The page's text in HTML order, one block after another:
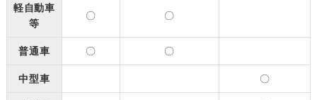
軽自動車
等
〇 〇
普通車 〇 〇
中型車 〇